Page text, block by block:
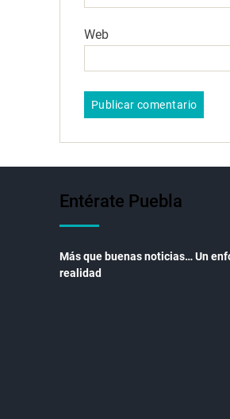
Web
Entérate Puebla
Más que buenas noticias… Un
realidad